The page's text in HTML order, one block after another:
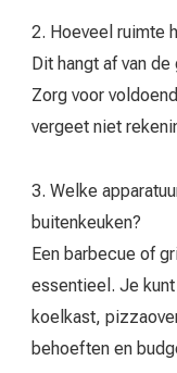
2. Hoeveel ruimte
Dit hangt af van
Zorg voor
vergeet niet
3. Welke
buitenkeuken?
Een barbecue of
essentieel. Je
koelkast,
behoeften en